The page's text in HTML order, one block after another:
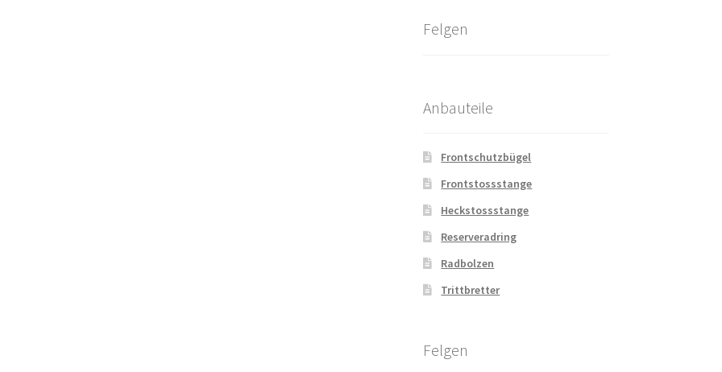
Felgen
Anbauteile
Frontschutzbügel
Frontstossstange
Heckstossstange
Reserveradring
Radbolzen
Trittbretter
Felgen